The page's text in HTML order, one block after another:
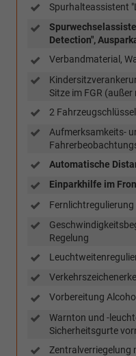
Spurhalteassistent
Detection",
Verbandmaterial,
Sitze im FGR
2 Fahrzeugschlüssel
Aufmerksamkeits-
Automatische
Einparkhilfe im
Regelung
Vorbereitung
Warnton und -
Sicherheitsgurte
Zentralverriegelung